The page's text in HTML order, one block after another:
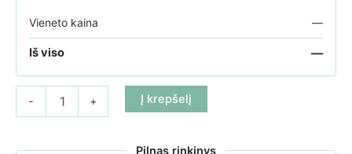
Vieneto kaina —
Iš viso —
-
produkto kiekis: Kanalinio polikarbonato plokštė 6 mm Bronzinė
+ Į krepšelį
Pilnas rinkinys